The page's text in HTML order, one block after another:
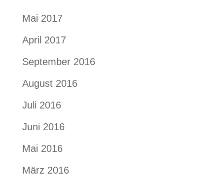
Mai 2017
April 2017
September 2016
August 2016
Juli 2016
Juni 2016
Mai 2016
März 2016